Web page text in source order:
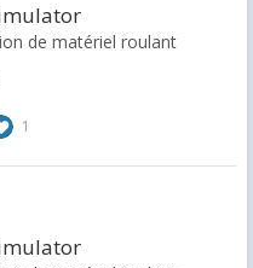
de matériel roulant
1